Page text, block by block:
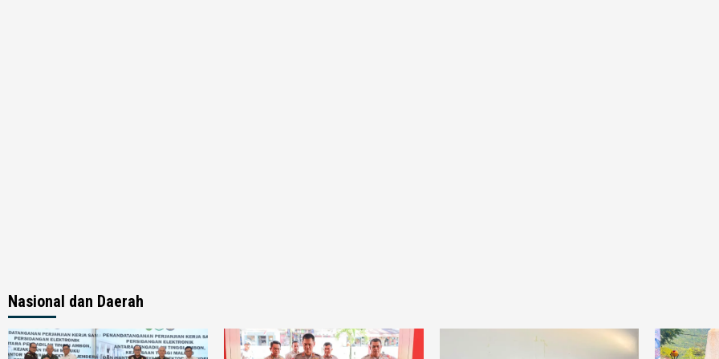
Nasional dan Daerah